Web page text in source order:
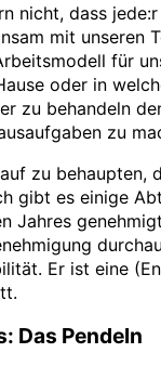
nicht, dass
mit unseren
für
oder in
zu behandeln
zu
zu behaupten,
gibt es einige
Jahres
Er ist eine
Das Pendeln